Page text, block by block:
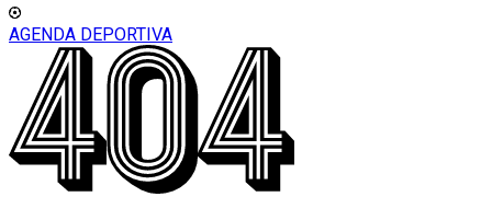
AGENDA DEPORTIVA